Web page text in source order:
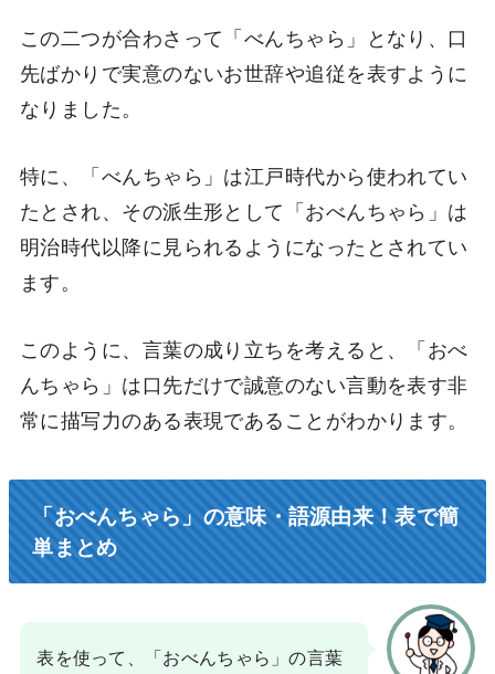
この二つが合わさって「べんちゃら」となり、口
先ばかりで実意のないお世辞や追従を表すように
なりました。
特に、「べんちゃら」は江戸時代から使われてい
たとされ、その派生形として「おべんちゃら」は
明治時代以降に見られるようになったとされてい
ます。
このように、言葉の成り立ちを考えると、「おべ
んちゃら」は口先だけで誠意のない言動を表す非
常に描写力のある表現であることがわかります。
「おべんちゃら」の意味・語源由来！表で簡
単まとめ
表を使って、「おべんちゃら」の言葉